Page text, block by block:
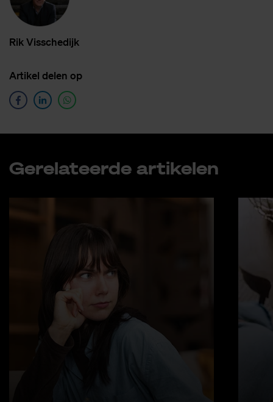
Rik Vis­sche­dijk
Ar­ti­kel de­len op
Ge­re­la­teer­de ar­ti­ke­len